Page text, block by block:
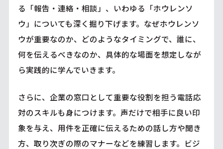
る「報告・連絡・相談」、いわゆる「ホウレンソ
ウ」についても深く掘り下げます。なぜホウレンソ
ウが重要なのか、どのようなタイミングで、誰に、
何を伝えるべきなのか、具体的な場面を想定しなが
ら実践的に学んでいきます。
さらに、企業の窓口として重要な役割を担う電話応
対のスキルも身につけます。声だけで相手に良い印
象を与え、用件を正確に伝えるための話し方や聞き
方、取り次ぎの際のマナーなどを練習します。ビジ